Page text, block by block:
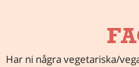
Har ni några vegetariska/